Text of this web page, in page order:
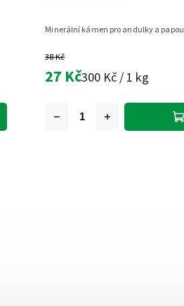
38 Kč
27 Kč300 Kč / 1 kg
Minerální kámen pro andulky a